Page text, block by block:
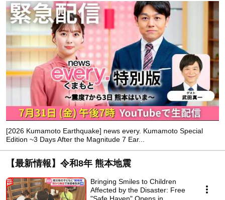
[2026 Kumamoto Earthquake] news every. Kumamoto Special
Edition ~3 Days After the Magnitude 7 Ear...
【最新情報】令和8年 熊本地震
Bringing Smiles to Children
Affected by the Disaster: Free
"Safe Haven" Opens in